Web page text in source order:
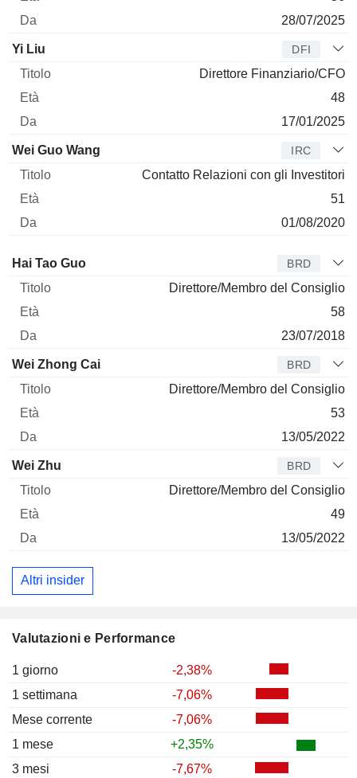
Valutazioni e Performance
1 giorno
-2,38%
1 settimana
-7,06%
Mese corrente
-7,06%
1 mese
+2,35%
3 mesi
-7,67%
28/07/2025
Yi Liu DFI
Direttore Finanziario/CFO
48
17/01/2025
Wei Guo Wang IRC
Contatto Relazioni con gli Investitori
51
01/08/2020
Amministratore
Hai Tao Guo BRD
Direttore/Membro del Consiglio
58
23/07/2018
Wei Zhong Cai BRD
Direttore/Membro del Consiglio
53
13/05/2022
Wei Zhu BRD
Direttore/Membro del Consiglio
49
13/05/2022
Altri insider